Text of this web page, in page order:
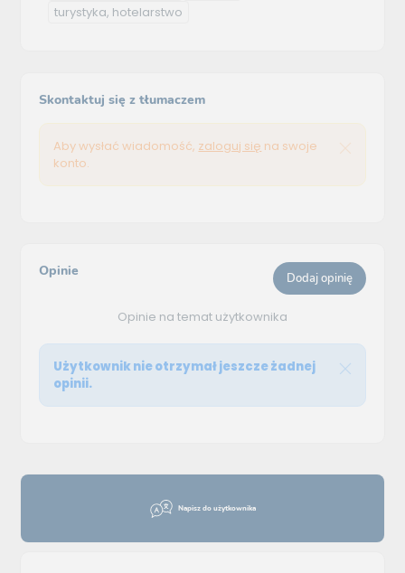
Napisz do użytkownika
turystyka, hotelarstwo
Skontaktuj się z tłumaczem
Aby wysłać wiadomość, zaloguj się na swoje
konto.
Opinie Dodaj opinię
Opinie na temat użytkownika
Użytkownik nie otrzymał jeszcze żadnej
opinii.